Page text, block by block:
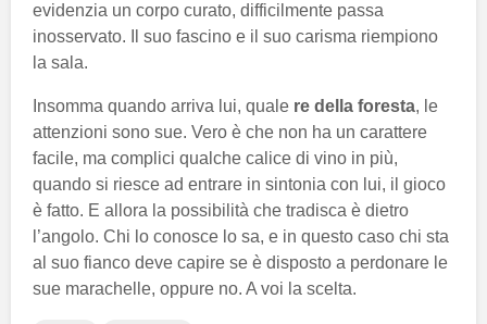
evidenzia un corpo curato, difficilmente passa
inosservato. Il suo fascino e il suo carisma riempiono
la sala.
Insomma quando arriva lui, quale re della foresta, le
attenzioni sono sue. Vero è che non ha un carattere
facile, ma complici qualche calice di vino in più,
quando si riesce ad entrare in sintonia con lui, il gioco
è fatto. E allora la possibilità che tradisca è dietro
l’angolo. Chi lo conosce lo sa, e in questo caso chi sta
al suo fianco deve capire se è disposto a perdonare le
sue marachelle, oppure no. A voi la scelta.